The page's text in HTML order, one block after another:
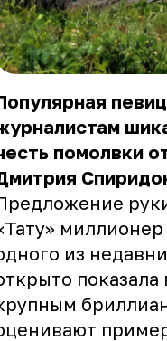
помолвки
из